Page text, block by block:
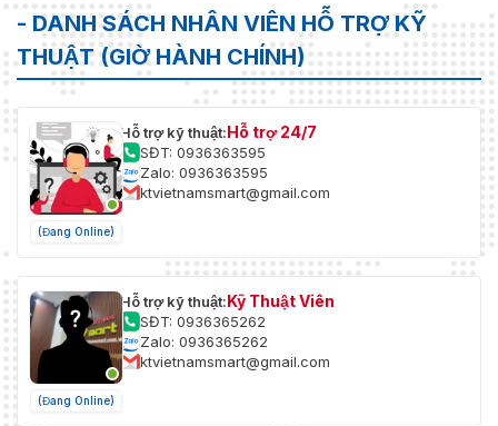
- DANH SÁCH NHÂN VIÊN HỖ TRỢ KỸ
THUẬT (GIỜ HÀNH CHÍNH)
(Đang Online)
Hỗ trợ kỹ thuật:Hỗ trợ 24/7
SĐT: 0936363595
Zalo: 0936363595
ktvietnamsmart@gmail.com
(Đang Online)
Hỗ trợ kỹ thuật:Kỹ Thuật Viên
SĐT: 0936365262
Zalo: 0936365262
ktvietnamsmart@gmail.com